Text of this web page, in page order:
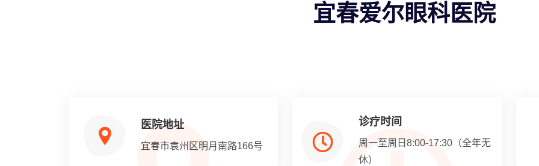
宜春爱尔眼科医院
医院地址
宜春市袁州区明月南路166号
诊疗时间
周一至周日8:00-17:30（全年无
休）